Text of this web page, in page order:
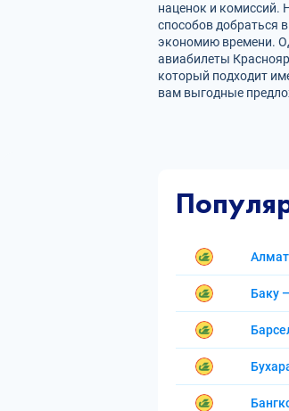
наценок и комиссий.
способов добраться
экономию времени.
авиабилеты
который подходит
вам выгодные
Баку